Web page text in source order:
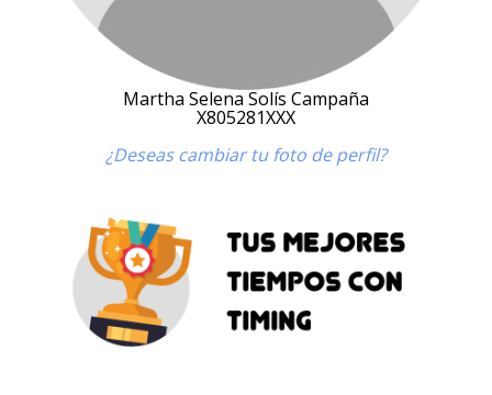
Martha Selena Solís Campaña
X805281XXX
¿Deseas cambiar tu foto de perfil?